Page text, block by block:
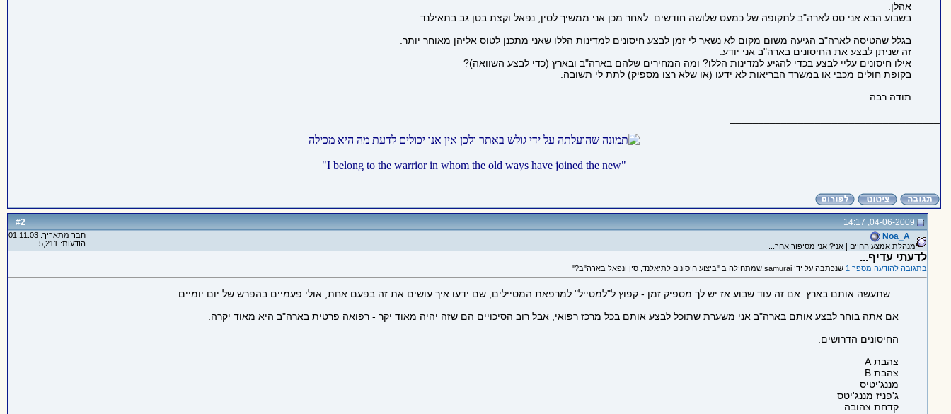
אהלן.
בשבוע הבא אני טס לארה"ב לתקופה של כמעט שלושה חודשים. לאחר מכן אני ממשיך לסין, נפאל וקצת בטן גב בתאילנד.
בגלל שהטיסה לארה"ב הגיעה משום מקום לא נשאר לי זמן לבצע חיסונים למדינות הללו שאני מתכנן לטוס אליהן מאוחר יותר.
זה שניתן לבצע את החיסונים בארה"ב אני יודע.
אילו חיסונים עליי לבצע בכדי להגיע למדינות הללו? ומה המחירים שלהם בארה"ב ובארץ (כדי לבצע השוואה)?
בקופת חולים מכבי או במשרד הבריאות לא ידעו (או שלא רצו מספיק) לתת לי תשובה.
תודה רבה.
"I belong to the warrior in whom the old ways have
joined the new"
#
2
04-06-2009, 14:17
Noa_A
מנהלת אמצע החיים | אני? אני מסיפור אחר...
חבר מתאריך: 01.11.03
הודעות: 5,211
לדעתי עדיף...
בתגובה להודעה מספר 1 שנכתבה על ידי samurai שמתחילה ב "ביצוע חיסונים לתיאלנד, סין ונפאל בארה"ב?"
...שתעשה אותם בארץ. אם זה עוד שבוע אז יש לך מספיק זמן - קפוץ ל"למטייל" למרפאת המטיילים, שם ידעו איך עושים את זה בפעם אחת, אולי פעמיים בהפרש של יום יומיים.
אם אתה בוחר לבצע אותם בארה"ב אני משערת שתוכל לבצע אותם בכל מרכז רפואי, אבל רוב הסיכויים הם שזה יהיה מאוד יקר - רפואה פרטית בארה"ב היא מאוד יקרה.
החיסונים הדרושים:
צהבת A
צהבת B
מננג'יטיס
ג'פניז מננג'יטס
קדחת צהובה